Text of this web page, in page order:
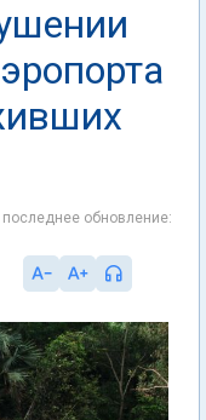
последнее обновление: